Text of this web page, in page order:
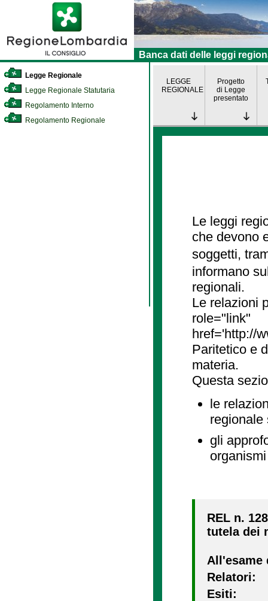
Banca dati delle leggi
Legge Regionale
Legge Regionale Statutaria
Regolamento Interno
Regolamento Regionale
LEGGE
REGIONALE
Progetto
di Legge
presentato
Le leggi
che devono
soggetti,
informano
regionali.
Le relazioni
role="link"
href='http://
Paritetico e
materia.
Questa
le
regionale
gli
REL n.
tutela dei
All'esame
Relatori:
Esiti: